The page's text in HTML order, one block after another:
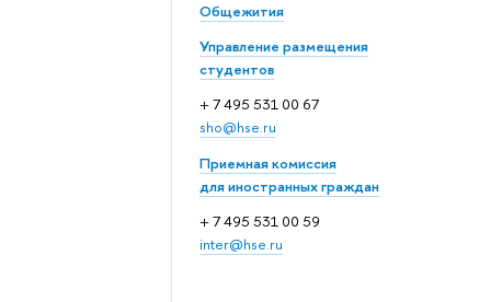
Общежития
Управление размещения
студентов
+ 7 495 531 00 67
sho@hse.ru
Приемная комиссия
для иностранных граждан
+ 7 495 531 00 59
inter@hse.ru